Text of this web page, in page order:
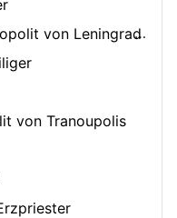
Leningrad und Novgorod
von Tranoupolis